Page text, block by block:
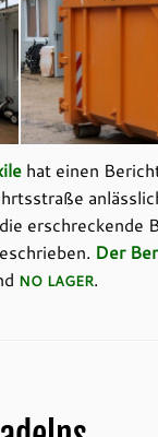
hat einen
erschreckende
Der
NO LAGER.